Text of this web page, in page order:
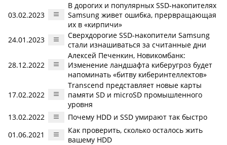
03.02.2023
В дорогих и популярных SSD-накопителях
Samsung живет ошибка, прервращающая
их в «кирпичи»
24.01.2023
Сверхдорогие SSD-накопители Samsung
стали изнашиваться за считанные дни
28.12.2022
Алексей Печенкин, Новикомбанк:
Изменение ландшафта киберугроз будет
напоминать «битву киберинтеллектов»
17.02.2022
Transcend представляет новые карты
памяти SD и microSD промышленного
уровня
13.02.2022
Почему HDD и SSD умирают так быстро
01.06.2021
Как проверить, сколько осталось жить
вашему HDD